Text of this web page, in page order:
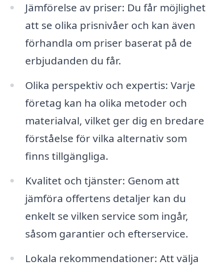
Jämförelse av priser: Du får möjlighet
att se olika prisnivåer och kan även
förhandla om priser baserat på de
erbjudanden du får.
Olika perspektiv och expertis: Varje
företag kan ha olika metoder och
materialval, vilket ger dig en bredare
förståelse för vilka alternativ som
finns tillgängliga.
Kvalitet och tjänster: Genom att
jämföra offertens detaljer kan du
enkelt se vilken service som ingår,
såsom garantier och efterservice.
Lokala rekommendationer: Att välja